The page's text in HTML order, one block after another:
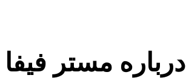
درباره مستر فیفا